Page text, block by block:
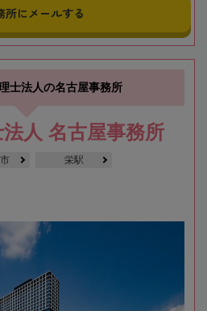
所にメールする
士法人の名古屋事務所
人 名古屋事務所
栄駅